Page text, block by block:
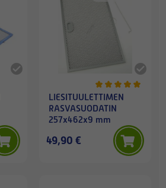
LIESITUULETTIMEN
RASVASUODATIN
257x462x9 mm
49,90 €